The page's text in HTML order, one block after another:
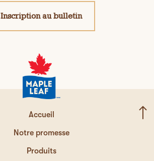
Inscription au bulletin
Accueil
Notre promesse
Produits